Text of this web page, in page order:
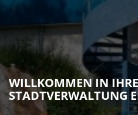
WILLKOMMEN IN
STADTVERWALTUNG